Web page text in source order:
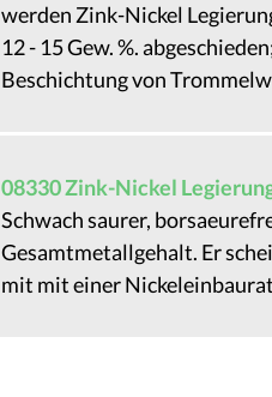
werden Zink-Nickel
12 - 15 Gew. %.
Beschichtung von
08330 Zink-Nickel
Schwach saurer,
Gesamtmetallgehalt. Er
mit mit einer